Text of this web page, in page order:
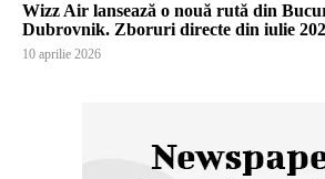
Wizz Air lansează o nouă rută din
Dubrovnik. Zboruri directe din iulie
10 aprilie 2026